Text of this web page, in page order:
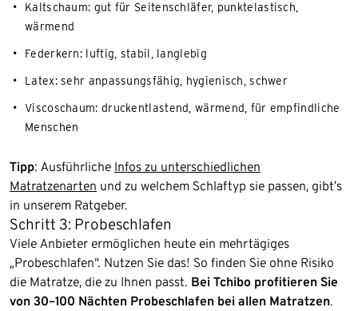
Kaltschaum: gut für Seitenschläfer, punktelastisch,
wärmend
Federkern: luftig, stabil, langlebig
Latex: sehr anpassungsfähig, hygienisch, schwer
Viscoschaum: druckentlastend, wärmend, für empfindliche
Menschen
Tipp: Ausführliche Infos zu unterschiedlichen
Matratzenarten und zu welchem Schlaftyp sie passen, gibt’s
in unserem Ratgeber.
Schritt 3: Probeschlafen
Viele Anbieter ermöglichen heute ein mehrtägiges
„Probeschlafen“. Nutzen Sie das! So finden Sie ohne Risiko
die Matratze, die zu Ihnen passt. Bei Tchibo profitieren Sie
von 30–100 Nächten Probeschlafen bei allen Matratzen.